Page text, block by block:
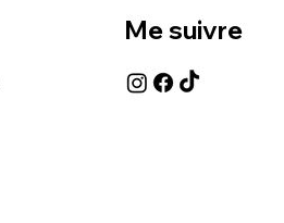
Me suivre